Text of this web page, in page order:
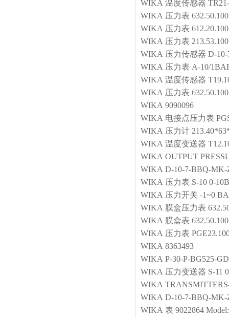
WIKA 温度传感器
WIKA 压力表
WIKA 压力表
WIKA 压力表
WIKA 压力传感器 D-
WIKA 压力表 A-10/
WIKA 温度传感器
WIKA 压力表
WIKA 9090096
WIKA 电接点压力表
WIKA 压力计
WIKA 温度变送器
WIKA OUTPUT
WIKA D-10-7-BBQ-MK-
WIKA 压力表 S-10 0-
WIKA 压力开关 -1~0
WIKA 膜盒压力表
WIKA 膜盒表
WIKA 压力表
WIKA 8363493
WIKA P-30-P-BG525-
WIKA 压力变送器 S-11
WIKA
WIKA D-10-7-BBQ-
WIKA 表 9022864